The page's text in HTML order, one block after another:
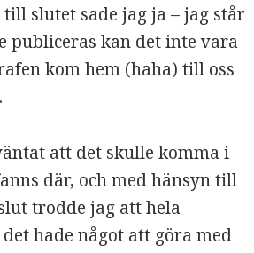
slutet sade jag ja – jag står
publiceras kan det inte vara
kom hem (haha) till oss
att det skulle komma i
där, och med hänsyn till
trodde jag att hela
hade något att göra med